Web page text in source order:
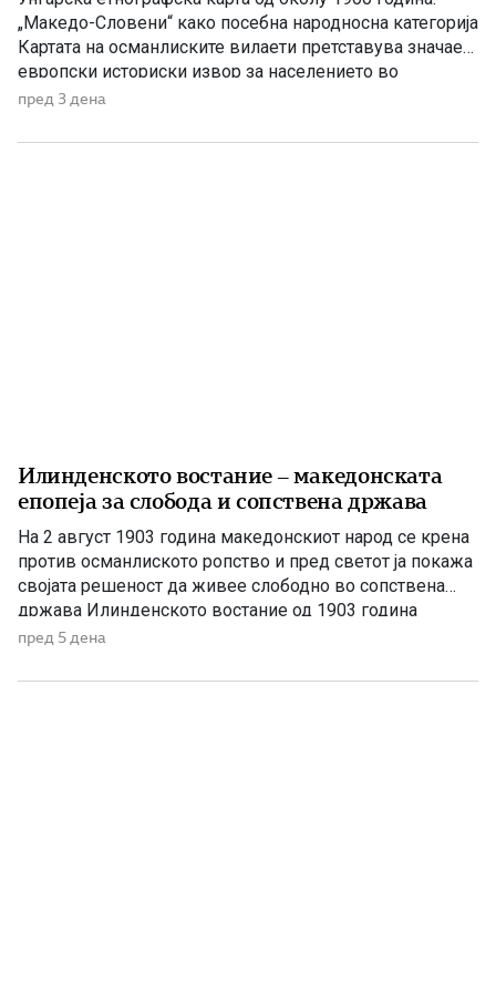
„Македо-Словени“ како посебна народносна категорија
Картата на османлиските вилаети претставува значаен
европски историски извор за населението во
Македонија на преминот од XIX кон XX век На крајот
силни политички, црковни и пропагандни судири.
пред 3 дена
Илинденското востание – македонската
епопеја за слобода и сопствена држава
На 2 август 1903 година македонскиот народ се крена
против османлиското ропство и пред светот ја покажа
својата решеност да живее слободно во сопствена
држава Илинденското востание од 1903 година
претставува еден од најсветлите и најзначајните
било ненадеен и изолиран бунт, туку врв на
пред 5 дена